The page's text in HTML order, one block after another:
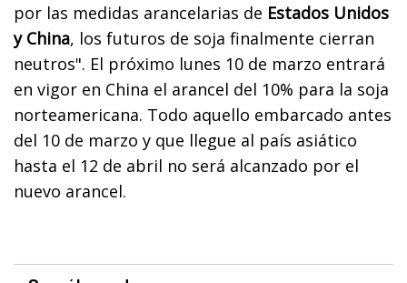
por las medidas arancelarias de Estados Unidos
y China, los futuros de soja finalmente cierran
neutros". El próximo lunes 10 de marzo entrará
en vigor en China el arancel del 10% para la soja
norteamericana. Todo aquello embarcado antes
del 10 de marzo y que llegue al país asiático
hasta el 12 de abril no será alcanzado por el
nuevo arancel.